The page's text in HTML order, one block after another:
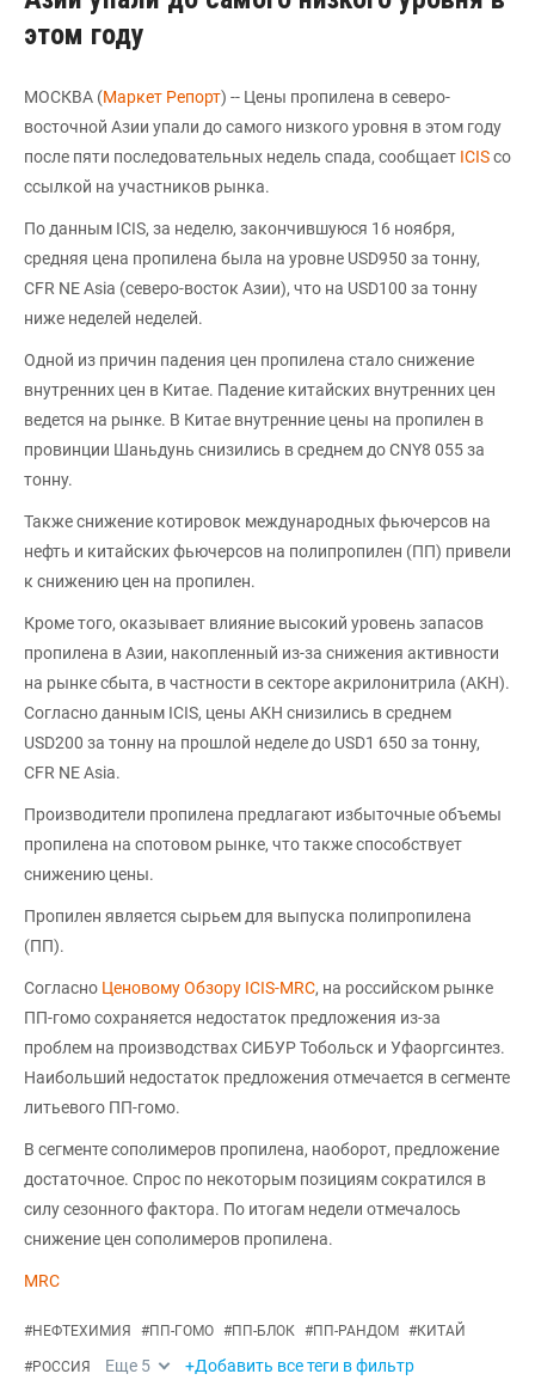
этом году
МОСКВА (Маркет Репорт) -- Цены пропилена в северо-
восточной Азии упали до самого низкого уровня в этом году
после пяти последовательных недель спада, сообщает ICISсо
ссылкой на участников рынка.
По данным ICIS, за неделю, закончившуюся 16 ноября,
средняя цена пропилена была на уровне USD950 за тонну,
CFR NE Asia (северо-восток Азии), что на USD100 за тонну
ниже неделей неделей.
Одной из причин падения цен пропилена стало снижение
внутренних цен в Китае. Падение китайских внутренних цен
ведется на рынке. В Китае внутренние цены на пропилен в
провинции Шаньдунь снизились в среднем до CNY8 055 за
тонну.
Также снижение котировок международных фьючерсов на
нефть и китайских фьючерсов на полипропилен (ПП) привели
к снижению цен на пропилен.
Кроме того, оказывает влияние высокий уровень запасов
пропилена в Азии, накопленный из-за снижения активности
на рынке сбыта, в частности в секторе акрилонитрила (АКН).
Согласно данным ICIS, цены АКН снизились в среднем
USD200 за тонну на прошлой неделе до USD1 650 за тонну,
CFR NE Asia.
Производители пропилена предлагают избыточные объемы
пропилена на спотовом рынке, что также способствует
снижению цены.
Пропилен является сырьем для выпуска полипропилена
(ПП).
Согласно Ценовому Обзору ICIS-MRC, на российском рынке
ПП-гомо сохраняется недостаток предложения из-за
проблем на производствах СИБУР Тобольск и Уфаоргсинтез.
Наибольший недостаток предложения отмечается в сегменте
литьевого ПП-гомо.
В сегменте сополимеров пропилена, наоборот, предложение
достаточное. Спрос по некоторым позициям сократился в
силу сезонного фактора. По итогам недели отмечалось
снижение цен сополимеров пропилена.
MRC
#НЕФТЕХИМИЯ #ПП-ГОМО #ПП-БЛОК #ПП-РАНДОМ #КИТАЙ
#РОССИЯ Еще 5 +Добавить все теги в фильтр